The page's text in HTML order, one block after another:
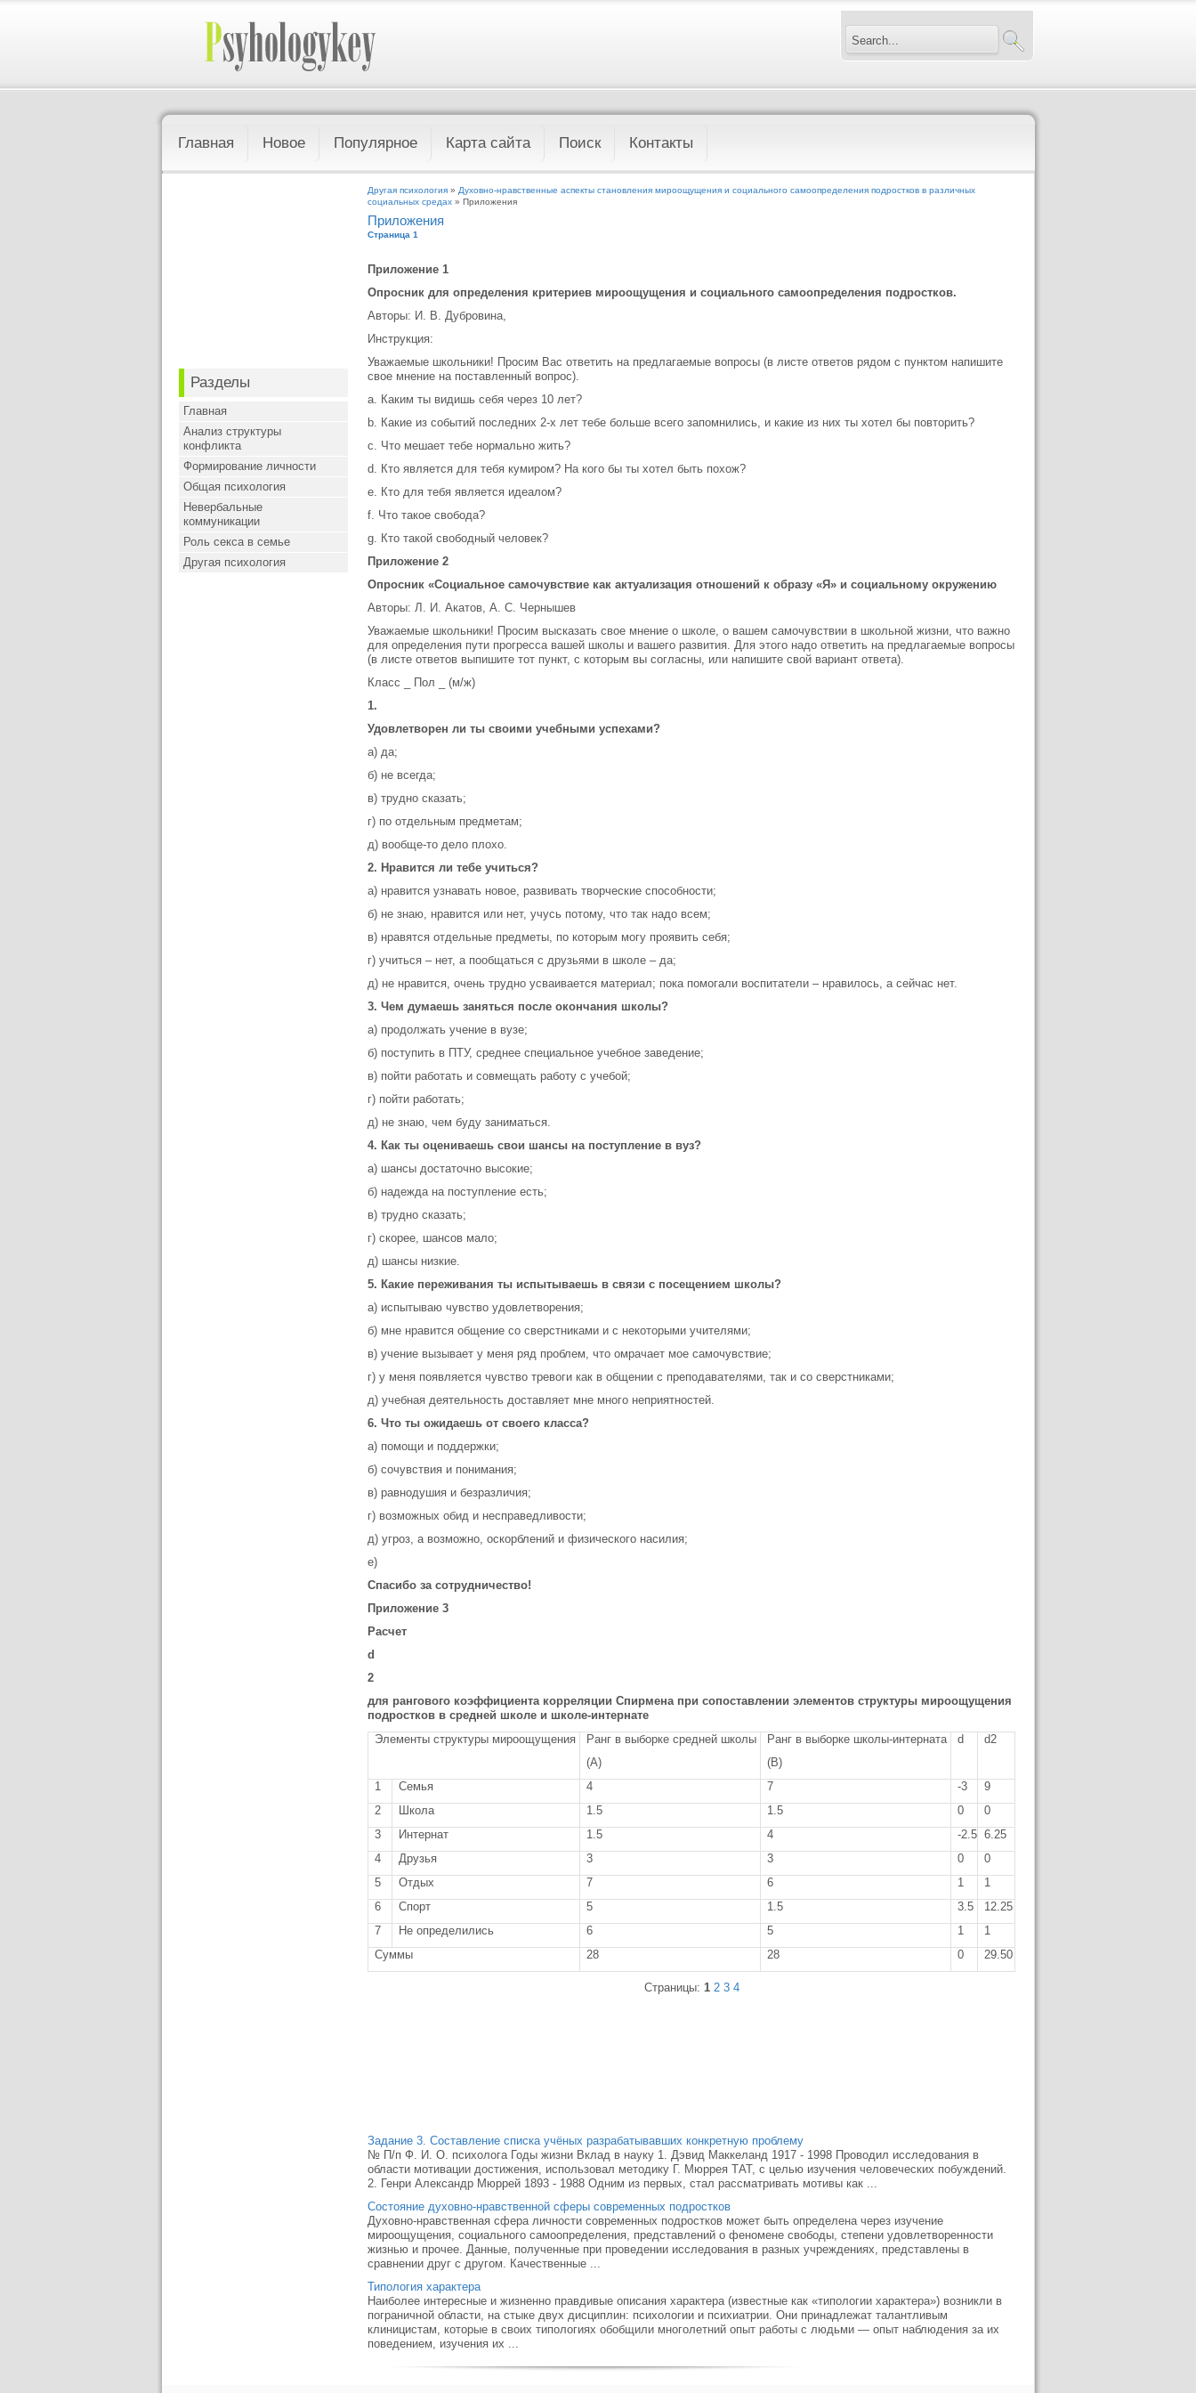
Главная Новое Популярное Карта сайта Поиск Контакты
Разделы
Главная
Анализ структуры
конфликта
Формирование личности
Общая психология
Невербальные
коммуникации
Роль секса в семье
Другая психология
Другая психология » Духовно-нравственные аспекты становления мироощущения и социального самоопределения подростков в различных
социальных средах » Приложения
Приложения
Страница 1
Приложение 1
Опросник для определения критериев мироощущения и социального самоопределения подростков.
Авторы: И. В. Дубровина,
Инструкция:
Уважаемые школьники! Просим Вас ответить на предлагаемые вопросы (в листе ответов рядом с пунктом напишите
свое мнение на поставленный вопрос).
a. Каким ты видишь себя через 10 лет?
b. Какие из событий последних 2-х лет тебе больше всего запомнились, и какие из них ты хотел бы повторить?
c. Что мешает тебе нормально жить?
d. Кто является для тебя кумиром? На кого бы ты хотел быть похож?
e. Кто для тебя является идеалом?
f. Что такое свобода?
g. Кто такой свободный человек?
Приложение 2
Опросник «Социальное самочувствие как актуализация отношений к образу «Я» и социальному окружению
Авторы: Л. И. Акатов, А. С. Чернышев
Уважаемые школьники! Просим высказать свое мнение о школе, о вашем самочувствии в школьной жизни, что важно
для определения пути прогресса вашей школы и вашего развития. Для этого надо ответить на предлагаемые вопросы
(в листе ответов выпишите тот пункт, с которым вы согласны, или напишите свой вариант ответа).
Класс _ Пол _ (м/ж)
1.
Удовлетворен ли ты своими учебными успехами?
а) да;
б) не всегда;
в) трудно сказать;
г) по отдельным предметам;
д) вообще-то дело плохо.
2. Нравится ли тебе учиться?
а) нравится узнавать новое, развивать творческие способности;
б) не знаю, нравится или нет, учусь потому, что так надо всем;
в) нравятся отдельные предметы, по которым могу проявить себя;
г) учиться – нет, а пообщаться с друзьями в школе – да;
д) не нравится, очень трудно усваивается материал; пока помогали воспитатели – нравилось, а сейчас нет.
3. Чем думаешь заняться после окончания школы?
а) продолжать учение в вузе;
б) поступить в ПТУ, среднее специальное учебное заведение;
в) пойти работать и совмещать работу с учебой;
г) пойти работать;
д) не знаю, чем буду заниматься.
4. Как ты оцениваешь свои шансы на поступление в вуз?
а) шансы достаточно высокие;
б) надежда на поступление есть;
в) трудно сказать;
г) скорее, шансов мало;
д) шансы низкие.
5. Какие переживания ты испытываешь в связи с посещением школы?
а) испытываю чувство удовлетворения;
б) мне нравится общение со сверстниками и с некоторыми учителями;
в) учение вызывает у меня ряд проблем, что омрачает мое самочувствие;
г) у меня появляется чувство тревоги как в общении с преподавателями, так и со сверстниками;
д) учебная деятельность доставляет мне много неприятностей.
6. Что ты ожидаешь от своего класса?
а) помощи и поддержки;
б) сочувствия и понимания;
в) равнодушия и безразличия;
г) возможных обид и несправедливости;
д) угроз, а возможно, оскорблений и физического насилия;
е)
Спасибо за сотрудничество!
Приложение 3
Расчет
d
2
для рангового коэффициента корреляции Спирмена при сопоставлении элементов структуры мироощущения
подростков в средней школе и школе-интернате
Элементы структуры мироощущения
Ранг в выборке средней школы
(A)
Ранг в выборке школы-интерната
(B)
d d2
1 Семья 4 7 -3
9
2
Школа 1.5 1.5 0
0
3
Интернат 1.5 4 -2.5 6.25
4
Друзья 3 3 0
0
5
Отдых 7 6 1
1
6
Спорт 5 1.5 3.5
12.25
7
Не определились 6 5 1
1
Суммы
28 28 0 29.50
Страницы: 1 2 3 4
Задание 3. Составление списка учёных разрабатывавших конкретную проблему
№ П/п Ф. И. О. психолога Годы жизни Вклад в науку 1. Дэвид Маккеланд 1917 - 1998 Проводил исследования в
области мотивации достижения, использовал методику Г. Мюррея ТАТ, с целью изучения человеческих побуждений.
2. Генри Александр Мюррей 1893 - 1988 Одним из первых, стал рассматривать мотивы как ...
Состояние духовно-нравственной сферы современных подростков
Духовно-нравственная сфера личности современных подростков может быть определена через изучение
мироощущения, социального самоопределения, представлений о феномене свободы, степени удовлетворенности
жизнью и прочее. Данные, полученные при проведении исследования в разных учреждениях, представлены в
сравнении друг с другом. Качественные ...
Типология характера
Наиболее интересные и жизненно правдивые описания характера (известные как «типологии характера») возникли в
пограничной области, на стыке двух дисциплин: психологии и психиатрии. Они принадлежат талантливым
клиницистам, которые в своих типологиях обобщили многолетний опыт работы с людьми — опыт наблюдения за их
поведением, изучения их ...